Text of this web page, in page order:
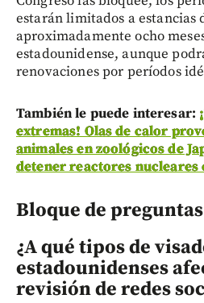
estarán limitados a estancias
aproximadamente ocho
estadounidense, aunque
renovaciones por períodos
También le puede interesar:
extremas! Olas de calor
animales en zoológicos de
detener reactores nucleares
Bloque de
¿A qué tipos de
estadounidenses
revisión de redes